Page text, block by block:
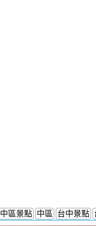
中區景點 中區 台中景點